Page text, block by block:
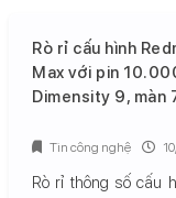
Rò rỉ cấu hình
Max với pin
Dimensity 9, màn
Rò rỉ thông số cấu
Tin công nghệ